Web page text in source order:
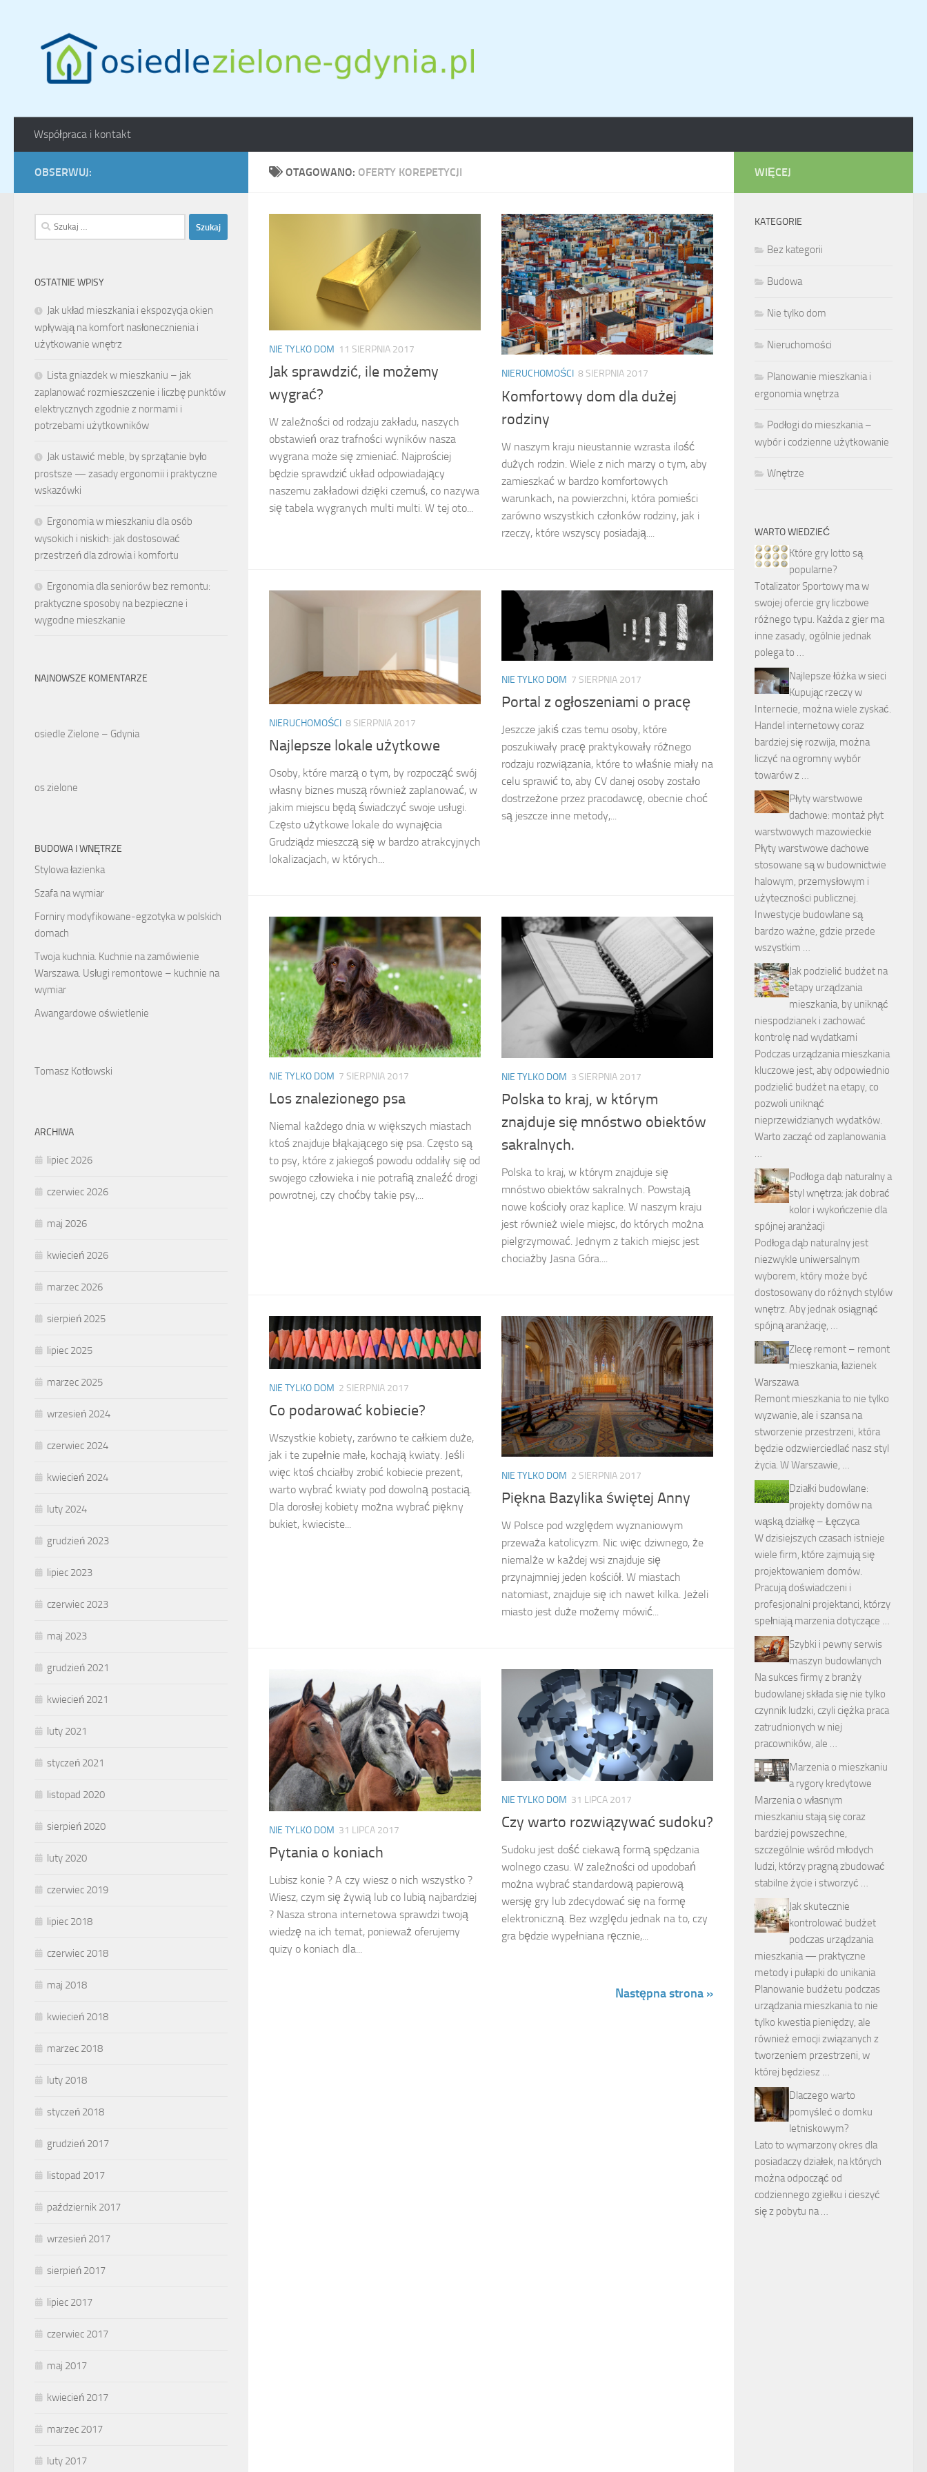
Współpraca i kontakt
OTAGOWANO: OFERTY KOREPETYCJI
NIE TYLKO DOM 11 SIERPNIA 2017
Jak sprawdzić, ile możemy
wygrać?
W zależności od rodzaju zakładu, naszych
obstawień oraz trafności wyników nasza
wygrana może się zmieniać. Najprościej
będzie sprawdzić układ odpowiadający
naszemu zakładowi dzięki czemuś, co nazywa
się tabela wygranych multi multi. W tej oto...
NIERUCHOMOŚCI 8 SIERPNIA 2017
Komfortowy dom dla dużej
rodziny
W naszym kraju nieustannie wzrasta ilość
dużych rodzin. Wiele z nich marzy o tym, aby
zamieszkać w bardzo komfortowych
warunkach, na powierzchni, która pomieści
zarówno wszystkich członków rodziny, jak i
rzeczy, które wszyscy posiadają....
NIERUCHOMOŚCI 8 SIERPNIA 2017
Najlepsze lokale użytkowe
Osoby, które marzą o tym, by rozpocząć swój
własny biznes muszą również zaplanować, w
jakim miejscu będą świadczyć swoje usługi.
Często użytkowe lokale do wynajęcia
Grudziądz mieszczą się w bardzo atrakcyjnych
lokalizacjach, w których...
NIE TYLKO DOM 7 SIERPNIA 2017
Portal z ogłoszeniami o pracę
Jeszcze jakiś czas temu osoby, które
poszukiwały pracę praktykowały różnego
rodzaju rozwiązania, które to właśnie miały na
celu sprawić to, aby CV danej osoby zostało
dostrzeżone przez pracodawcę, obecnie choć
są jeszcze inne metody,...
NIE TYLKO DOM 7 SIERPNIA 2017
Los znalezionego psa
Niemal każdego dnia w większych miastach
ktoś znajduje błąkającego się psa. Często są
to psy, które z jakiegoś powodu oddaliły się od
swojego człowieka i nie potrafią znaleźć drogi
powrotnej, czy choćby takie psy,...
NIE TYLKO DOM 3 SIERPNIA 2017
Polska to kraj, w którym
znajduje się mnóstwo obiektów
sakralnych.
Polska to kraj, w którym znajduje się
mnóstwo obiektów sakralnych. Powstają
nowe kościoły oraz kaplice. W naszym kraju
jest również wiele miejsc, do których można
pielgrzymować. Jednym z takich miejsc jest
chociażby Jasna Góra....
NIE TYLKO DOM 2 SIERPNIA 2017
Co podarować kobiecie?
Wszystkie kobiety, zarówno te całkiem duże,
jak i te zupełnie małe, kochają kwiaty. Jeśli
więc ktoś chciałby zrobić kobiecie prezent,
warto wybrać kwiaty pod dowolną postacią.
Dla dorosłej kobiety można wybrać piękny
bukiet, kwieciste...
NIE TYLKO DOM 2 SIERPNIA 2017
Piękna Bazylika świętej Anny
W Polsce pod względem wyznaniowym
przeważa katolicyzm. Nic więc dziwnego, że
niemalże w każdej wsi znajduje się
przynajmniej jeden kościół. W miastach
natomiast, znajduje się ich nawet kilka. Jeżeli
miasto jest duże możemy mówić...
NIE TYLKO DOM 31 LIPCA 2017
Pytania o koniach
Lubisz konie ? A czy wiesz o nich wszystko ?
Wiesz, czym się żywią lub co lubią najbardziej
? Nasza strona internetowa sprawdzi twoją
wiedzę na ich temat, ponieważ oferujemy
quizy o koniach dla...
NIE TYLKO DOM 31 LIPCA 2017
Czy warto rozwiązywać sudoku?
Sudoku jest dość ciekawą formą spędzania
wolnego czasu. W zależności od upodobań
można wybrać standardową papierową
wersję gry lub zdecydować się na formę
elektroniczną. Bez względu jednak na to, czy
gra będzie wypełniana ręcznie,...
Następna strona »
OBSERWUJ:
Szukaj:
OSTATNIE WPISY
Jak układ mieszkania i ekspozycja okien
wpływają na komfort nasłonecznienia i
użytkowanie wnętrz
Lista gniazdek w mieszkaniu – jak
zaplanować rozmieszczenie i liczbę punktów
elektrycznych zgodnie z normami i
potrzebami użytkowników
Jak ustawić meble, by sprzątanie było
prostsze — zasady ergonomii i praktyczne
wskazówki
Ergonomia w mieszkaniu dla osób
wysokich i niskich: jak dostosować
przestrzeń dla zdrowia i komfortu
Ergonomia dla seniorów bez remontu:
praktyczne sposoby na bezpieczne i
wygodne mieszkanie
NAJNOWSZE KOMENTARZE
osiedle Zielone – Gdynia
os zielone
BUDOWA I WNĘTRZE
Stylowa łazienka
Szafa na wymiar
Forniry modyfikowane-egzotyka w polskich
domach
Twoja kuchnia. Kuchnie na zamówienie
Warszawa. Usługi remontowe – kuchnie na
wymiar
Awangardowe oświetlenie
Tomasz Kotłowski
ARCHIWA
lipiec 2026
czerwiec 2026
maj 2026
kwiecień 2026
marzec 2026
sierpień 2025
lipiec 2025
marzec 2025
wrzesień 2024
czerwiec 2024
kwiecień 2024
luty 2024
grudzień 2023
lipiec 2023
czerwiec 2023
maj 2023
grudzień 2021
kwiecień 2021
luty 2021
styczeń 2021
listopad 2020
sierpień 2020
luty 2020
czerwiec 2019
lipiec 2018
czerwiec 2018
maj 2018
kwiecień 2018
marzec 2018
luty 2018
styczeń 2018
grudzień 2017
listopad 2017
październik 2017
wrzesień 2017
sierpień 2017
lipiec 2017
czerwiec 2017
maj 2017
kwiecień 2017
marzec 2017
luty 2017
WIĘCEJ
KATEGORIE
Bez kategorii
Budowa
Nie tylko dom
Nieruchomości
Planowanie mieszkania i
ergonomia wnętrza
Podłogi do mieszkania –
wybór i codzienne użytkowanie
Wnętrze
WARTO WIEDZIEĆ
Które gry lotto są
popularne?
Totalizator Sportowy ma w
swojej ofercie gry liczbowe
różnego typu. Każda z gier ma
inne zasady, ogólnie jednak
polega to …
Najlepsze łóżka w sieci
Kupując rzeczy w
Internecie, można wiele zyskać.
Handel internetowy coraz
bardziej się rozwija, można
liczyć na ogromny wybór
towarów z …
Płyty warstwowe
dachowe: montaż płyt
warstwowych mazowieckie
Płyty warstwowe dachowe
stosowane są w budownictwie
halowym, przemysłowym i
użyteczności publicznej.
Inwestycje budowlane są
bardzo ważne, gdzie przede
wszystkim …
Jak podzielić budżet na
etapy urządzania
mieszkania, by uniknąć
niespodzianek i zachować
kontrolę nad wydatkami
Podczas urządzania mieszkania
kluczowe jest, aby odpowiednio
podzielić budżet na etapy, co
pozwoli uniknąć
nieprzewidzianych wydatków.
Warto zacząć od zaplanowania
…
Podłoga dąb naturalny a
styl wnętrza: jak dobrać
kolor i wykończenie dla
spójnej aranżacji
Podłoga dąb naturalny jest
niezwykle uniwersalnym
wyborem, który może być
dostosowany do różnych stylów
wnętrz. Aby jednak osiągnąć
spójną aranżację, …
Zlecę remont – remont
mieszkania, łazienek
Warszawa
Remont mieszkania to nie tylko
wyzwanie, ale i szansa na
stworzenie przestrzeni, która
będzie odzwierciedlać nasz styl
życia. W Warszawie, …
Działki budowlane:
projekty domów na
wąską działkę – Łęczyca
W dzisiejszych czasach istnieje
wiele firm, które zajmują się
projektowaniem domów.
Pracują doświadczeni i
profesjonalni projektanci, którzy
spełniają marzenia dotyczące …
Szybki i pewny serwis
maszyn budowlanych
Na sukces firmy z branży
budowlanej składa się nie tylko
czynnik ludzki, czyli ciężka praca
zatrudnionych w niej
pracowników, ale …
Marzenia o mieszkaniu
a rygory kredytowe
Marzenia o własnym
mieszkaniu stają się coraz
bardziej powszechne,
szczególnie wśród młodych
ludzi, którzy pragną zbudować
stabilne życie i stworzyć …
Jak skutecznie
kontrolować budżet
podczas urządzania
mieszkania — praktyczne
metody i pułapki do unikania
Planowanie budżetu podczas
urządzania mieszkania to nie
tylko kwestia pieniędzy, ale
również emocji związanych z
tworzeniem przestrzeni, w
której będziesz …
Dlaczego warto
pomyśleć o domku
letniskowym?
Lato to wymarzony okres dla
posiadaczy działek, na których
można odpocząć od
codziennego zgiełku i cieszyć
się z pobytu na …